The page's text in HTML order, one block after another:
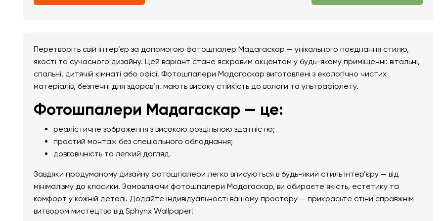
Перетворіть свій інтер’єр за допомогою фотошпалер Мадагаскар — унікального поєднання стилю,
якості та сучасного дизайну. Цей варіант стане яскравим акцентом у будь-якому приміщенні: вітальні,
спальні, дитячій кімнаті або офісі. Фотошпалери Мадагаскар виготовлені з екологічно чистих
матеріалів, безпечні для здоров’я, мають високу стійкість до вологи та ультрафіолету.
Фотошпалери Мадагаскар — це:
реалістичне зображення з високою роздільною здатністю;
простий монтаж без спеціального обладнання;
довговічність та легкий догляд.
Завдяки продуманому дизайну фотошпалери легко вписуються в будь-який стиль інтер’єру — від
мінімалізму до класики. Замовляючи фотошпалери Мадагаскар, ви обираєте якість, естетику та
комфорт у кожній деталі. Додайте індивідуальності вашому простору — прикрасьте стіни справжнім
витвором мистецтва від Sphynx Wallpaper!